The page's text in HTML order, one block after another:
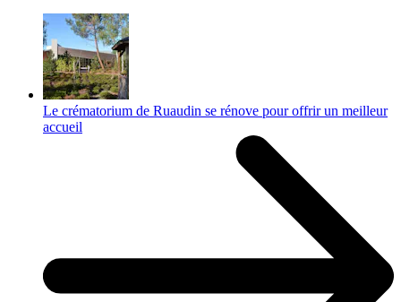
Le crématorium de Ruaudin se rénove pour offrir un meilleur
accueil